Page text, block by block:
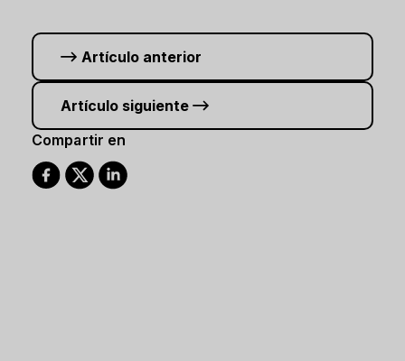
Artículo anterior
Artículo siguiente
Compartir en